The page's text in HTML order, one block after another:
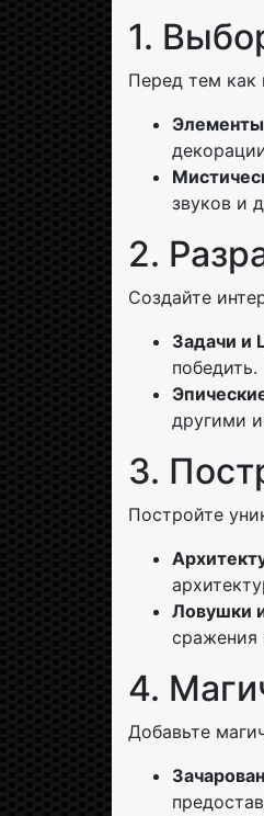
1.
Перед тем как
звуков и
2.
Создайте
Задачи и
победить.
другими
3.
Постройте
Ловушки
сражения
4.
Добавьте